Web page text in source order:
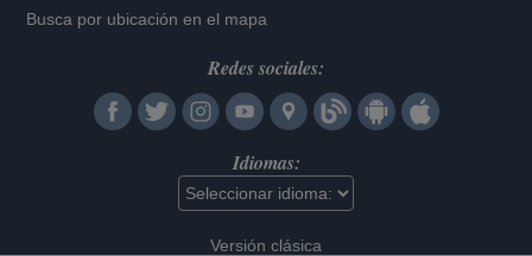
Busca por ubicación en el mapa
Redes sociales:
Idiomas:
Versión clásica